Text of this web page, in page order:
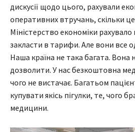
дискусії щодо цього, рахували
оперативних втручань, скільки
Міністерство економіки
закласти в тарифи. Але вони все
Наша країна не така багата. Вона
дозволити. У нас безкоштовна
чого не вистачає. Багатьом
купувати якісь пігулки, те, чого
медицини.